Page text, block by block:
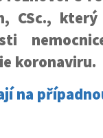
CSc.,
koronaviru.
na